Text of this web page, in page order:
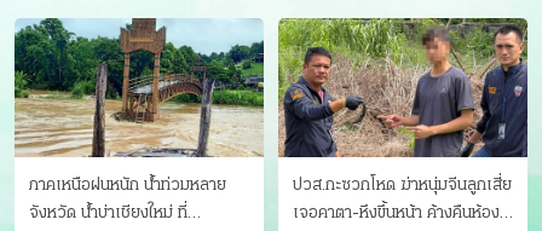
ภาคเหนือฝนหนัก น้ำท่วมหลาย
จังหวัด นํ้าบ่าเชียงใหม่ ที่
ปวส.กะซวกโหด ฆ่าหนุ่มจีนลูกเสี่ย
เจอคาตา-หึงขึ้นหน้า ค้างคืนห้อง